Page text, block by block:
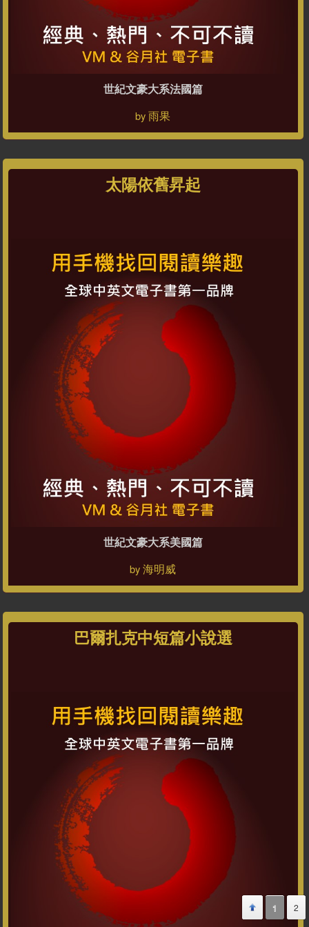
世紀文豪大系法國篇
by雨果
太陽依舊昇起
世紀文豪大系美國篇
by海明威
巴爾扎克中短篇小說選
1 2